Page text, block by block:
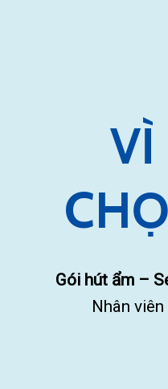
VÌ
Gói hút ẩm –
Nhân